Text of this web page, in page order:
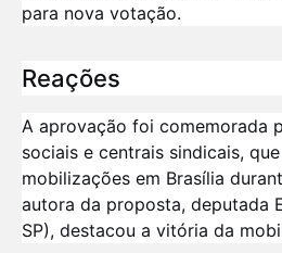
para nova votação.
Reações
A aprovação foi comemorada
sociais e centrais sindicais,
mobilizações em Brasília
autora da proposta, deputada
SP), destacou a vitória da